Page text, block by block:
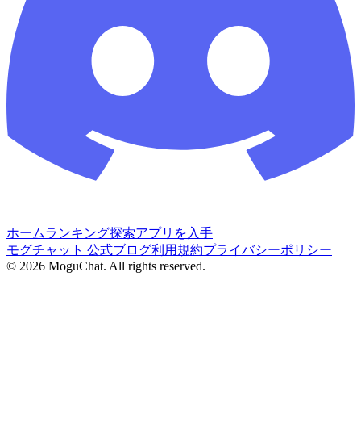
ホームランキング探索アプリを入手
モグチャット 公式ブログ利用規約プライバシーポリシー
© 2026 MoguChat. All rights reserved.